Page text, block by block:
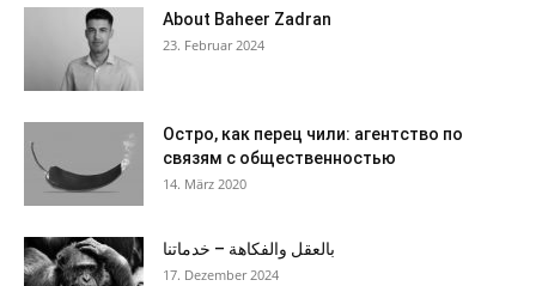
About Baheer Zadran
23. Februar 2024
Остро, как перец чили: агентство по
связям с общественностью
14. März 2020
بالعقل والفكاهة – خدماتنا
17. Dezember 2024